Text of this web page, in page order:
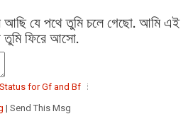
যে পথে তুমি চলে গেছো. আমি এই
তুমি ফিরে আসো.
for Gf and Bf
| Send This Msg